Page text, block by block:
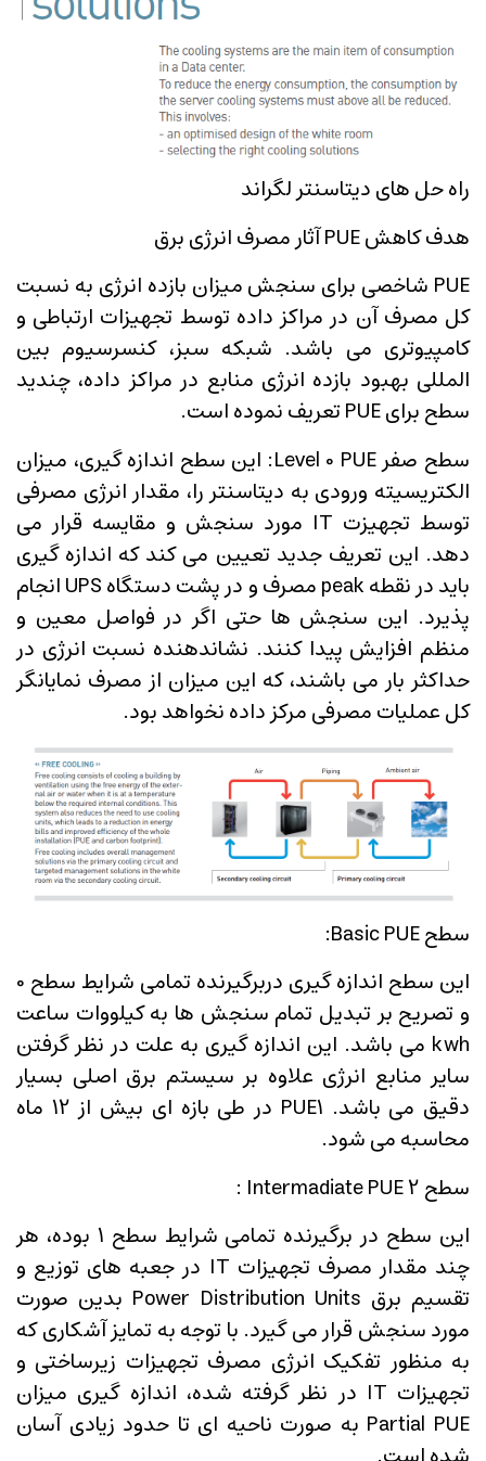
راه حل های دیتاسنتر لگراند
هدف کاهش PUE آثار مصرف انرژی برق
PUE شاخصی برای سنجش میزان بازده انرژی به نسبت
کل مصرف آن در مراکز داده توسط تجهیزات ارتباطی و
کامپیوتری می باشد. شبکه سبز، کنسرسیوم بین
المللی بهبود بازده انرژی منابع در مراکز داده، چندید
سطح برای PUE تعریف نموده است.
سطح صفر Level 0 PUE: این سطح اندازه گیری، میزان
الکتریسیته ورودی به دیتاسنتر را، مقدار انرژی مصرفی
توسط تجهیزت IT مورد سنجش و مقایسه قرار می
دهد. این تعریف جدید تعیین می کند که اندازه گیری
باید در نقطه peak مصرف و در پشت دستگاه UPS انجام
پذیرد. این سنجش ها حتی اگر در فواصل معین و
منظم افزایش پیدا کنند. نشاندهنده نسبت انرژی در
حداکثر بار می باشند، که این میزان از مصرف نمایانگر
کل عملیات مصرفی مرکز داده نخواهد بود.
سطح Basic PUE:
این سطح اندازه گیری دربرگیرنده تمامی شرایط سطح 0
و تصریح بر تبدیل تمام سنجش ها به کیلووات ساعت
kwh می باشد. این اندازه گیری به علت در نظر گرفتن
سایر منابع انرژی علاوه بر سیستم برق اصلی بسیار
دقیق می باشد. PUE1 در طی بازه ای بیش از 12 ماه
محاسبه می شود.
سطح 2 Intermadiate PUE :
این سطح در برگیرنده تمامی شرایط سطح 1 بوده، هر
چند مقدار مصرف تجهیزات IT در جعبه های توزیع و
تقسیم برق Power Distribution Units بدین صورت
مورد سنجش قرار می گیرد. با توجه به تمایز آشکاری که
به منظور تفکیک انرژی مصرف تجهیزات زیرساختی و
تجهیزات IT در نظر گرفته شده، اندازه گیری میزان
Partial PUE به صورت ناحیه ای تا حدود زیادی آسان